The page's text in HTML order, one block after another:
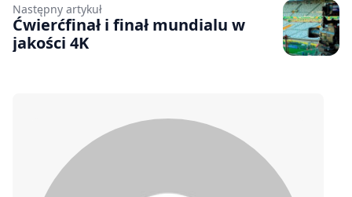
Następny artykuł
Ćwierćfinał i finał mundialu w
jakości 4K